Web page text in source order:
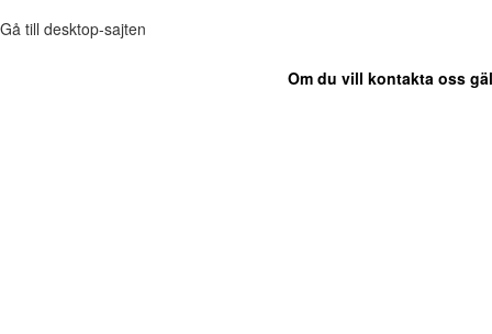
Gå till desktop-sajten
Om du vill kontakta oss